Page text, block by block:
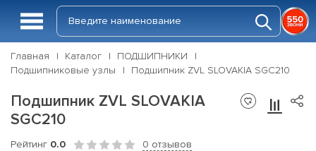
Главная Каталог
ПОДШИПНИКИ
Подшипниковые узлы
Подшипник ZVL SLOVAKIA SGC210
Подшипник ZVL SLOVAKIA
SGC210
Рейтинг 0.0 0 отзывов